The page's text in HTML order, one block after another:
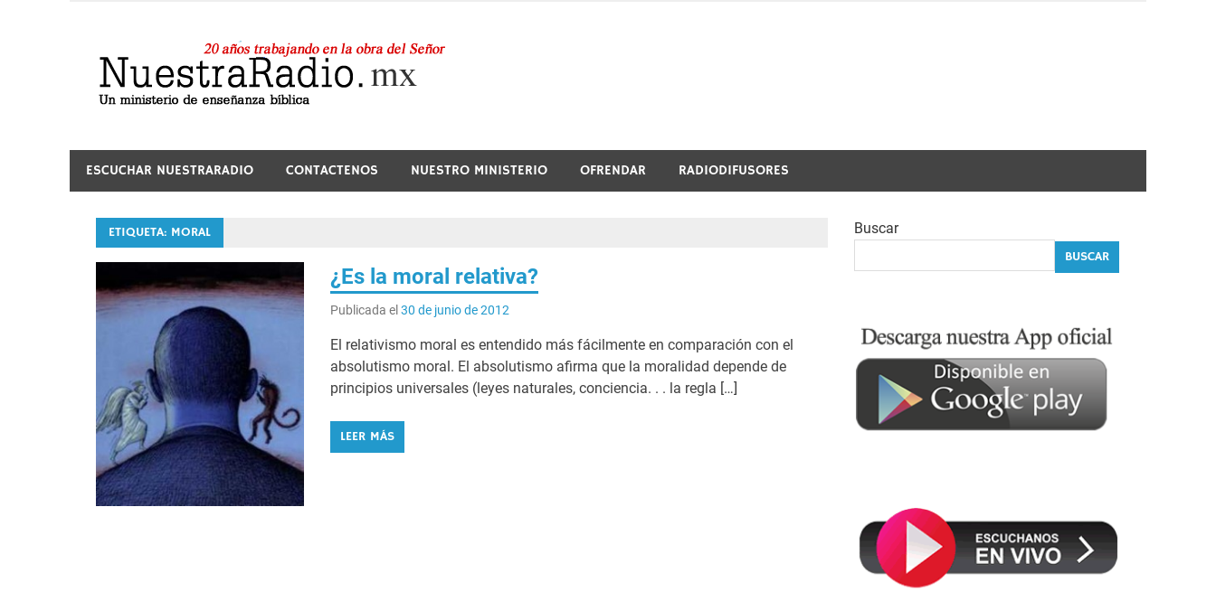
contenido
ESCUCHAR NUESTRARADIO CONTACTENOS NUESTRO MINISTERIO OFRENDAR RADIODIFUSORES
ETIQUETA: MORAL
¿Es la moral relativa?
Publicada el30 de junio de 2012
El relativismo moral es entendido más fácilmente en comparación con el
absolutismo moral. El absolutismo afirma que la moralidad depende de
principios universales (leyes naturales, conciencia. . . la regla […]
LEER MÁS
Buscar
BUSCAR